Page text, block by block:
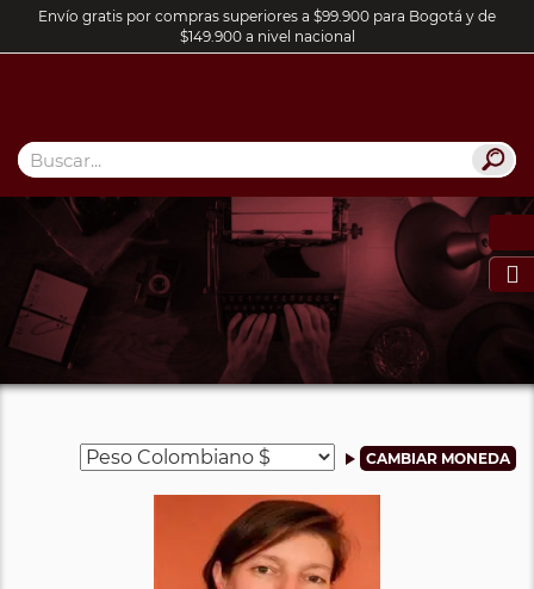
Envío gratis por compras superiores a $99.900 para Bogotá y de
$149.900 a nivel nacional
